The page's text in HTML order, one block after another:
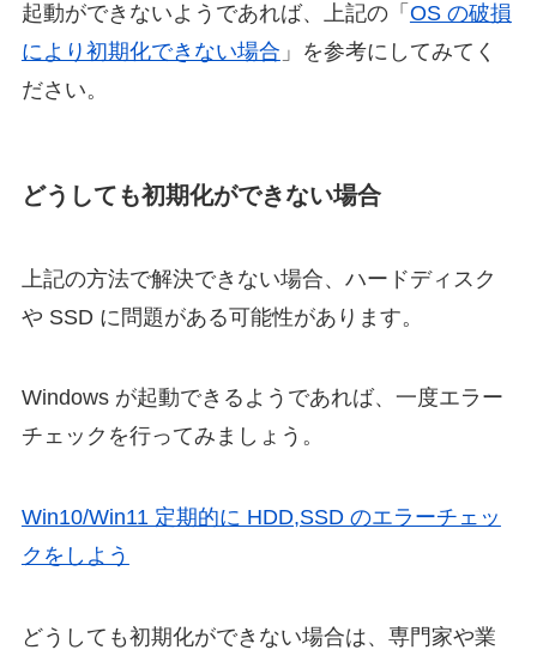
起動ができないようであれば、上記の「 OS の破損
により初期化できない場合 」を参考にしてみてく
ださい。
どうしても初期化ができない場合
上記の方法で解決できない場合、ハードディスク
や SSD に問題がある可能性があります。
Windows が起動できるようであれば、一度エラー
チェックを行ってみましょう。
Win10/Win11 定期的に HDD,SSD のエラーチェッ
クをしよう
どうしても初期化ができない場合は、専門家や業